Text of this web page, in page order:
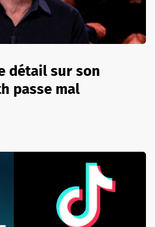
détail sur son
passe mal